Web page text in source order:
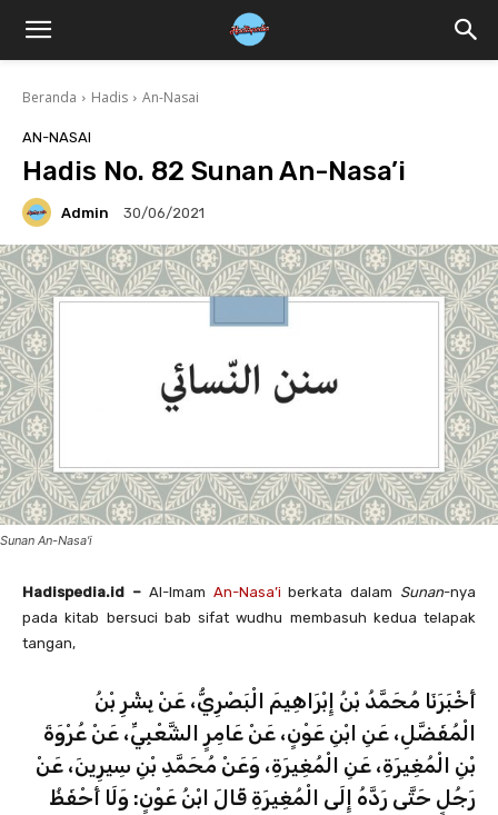
Beranda Hadis An-Nasai
AN-NASAI
Hadis No. 82 Sunan An-Nasa’i
Admin 30/06/2021
Sunan An-Nasa'i
Hadispedia.id – Al-Imam An-Nasa’i berkata dalam Sunan-nya
pada kitab bersuci bab sifat wudhu membasuh kedua telapak
tangan,
أَخْبَرَنَا مُحَمَّدُ بْنُ إِبْرَاهِيمَ الْبَصْرِيُّ، عَنْ بِشْرِ بْنُ
الْمُفَضَّلِ، عَنِ ابْنِ عَوْنٍ، عَنْ عَامِرٍ الشَّعْبِيِّ، عَنْ عُرْوَةَ
بْنِ الْمُغِيرَةِ، عَنِ الْمُغِيرَةِ، وَعَنْ مُحَمَّدِ بْنِ سِيرِينَ، عَنْ
رَجُلٍ حَتَّى رَدَّهُ إِلَى الْمُغِيرَةِ قَالَ ابْنُ عَوْنٍ: وَلَا أَحْفَظُ